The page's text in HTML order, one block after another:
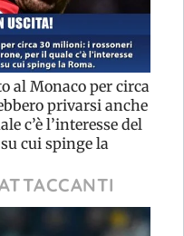
al Monaco per circa
privarsi anche
c’è l’interesse del
cui spinge la